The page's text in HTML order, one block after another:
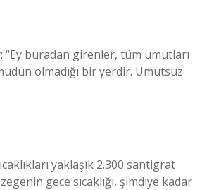
“Ey buradan girenler, tüm umutları
olmadığı bir yerdir. Umutsuz
yaklaşık 2.300 santigrat
gece sıcaklığı, şimdiye kadar